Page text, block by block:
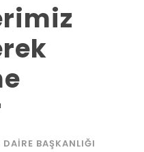
DAIRE BAŞKANLIĞI